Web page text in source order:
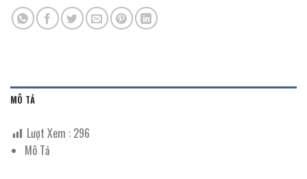
MÔ TẢ
Lượt Xem : 296
Mô Tả